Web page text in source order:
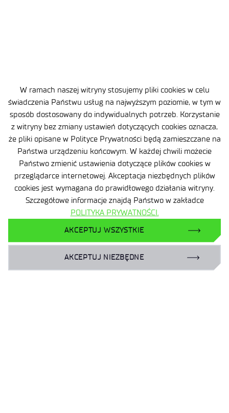
W ramach naszej witryny stosujemy pliki cookies w celu
świadczenia Państwu usług na najwyższym poziomie, w tym w
sposób dostosowany do indywidualnych potrzeb. Korzystanie
z witryny bez zmiany ustawień dotyczących cookies oznacza,
że pliki opisane w Polityce Prywatności będą zamieszczane na
Państwa urządzeniu końcowym. W każdej chwili możecie
Państwo zmienić ustawienia dotyczące plików cookies w
przeglądarce internetowej. Akceptacja niezbędnych plików
cookies jest wymagana do prawidłowego działania witryny.
Szczegółowe informacje znajdą Państwo w zakładce
POLITYKA PRYWATNOŚCI.
AKCEPTUJ WSZYSTKIE
AKCEPTUJ NIEZBĘDNE
atrakcje i wyjątkowy gość, który już wkrótce na stałe
zamieszka przed naszym budynkiem –
tak świętowaliśmy Dzień Dziecka połączony
z uroczystym odsłonięciem beboka bAItla wraz z jego
wierną towarzyszką, kaczką ŁAIką. Wydarzenie stało się
okazją nie tylko do wspólnej zabawy, ale również
do integracji lokalnej społeczności z pracownikami
Instytutu i ich rodzinami. Przestrzeń wokół budynku
wypełniła się śmiechem, […]
1
2
3
…
9